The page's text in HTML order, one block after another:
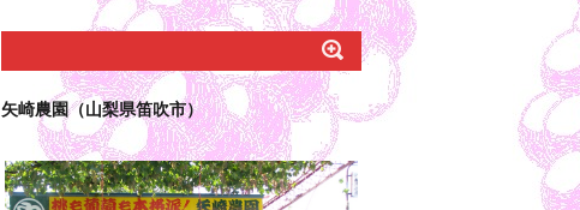
矢崎農園（山梨県笛吹市）